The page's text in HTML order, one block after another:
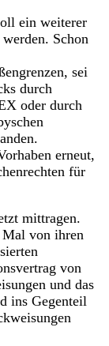
ein weiterer
Schon
sei
durch
oder durch
erneut,
für
mittragen.
Mal von ihren
von
und das
ins Gegenteil